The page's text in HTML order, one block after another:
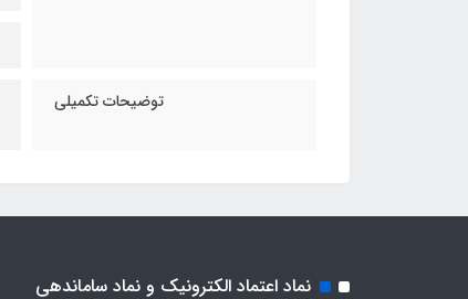
توضیحات تکمیلی
نماد اعتماد الکترونیک و نماد ساماندهی